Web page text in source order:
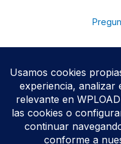
© 2026 WPloads |